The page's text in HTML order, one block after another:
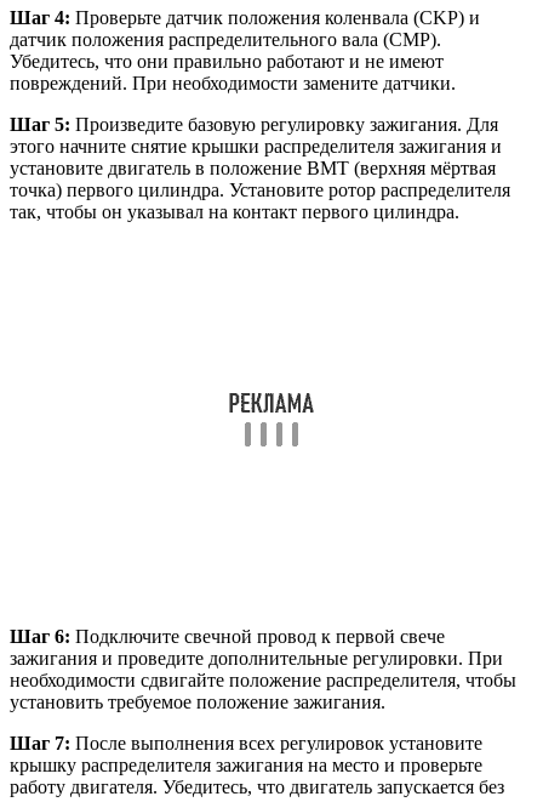
Шаг 4: Проверьте датчик положения коленвала (CKP) и
датчик положения распределительного вала (CMP).
Убедитесь, что они правильно работают и не имеют
повреждений. При необходимости замените датчики.
Шаг 5: Произведите базовую регулировку зажигания. Для
этого начните снятие крышки распределителя зажигания и
установите двигатель в положение ВМТ (верхняя мёртвая
точка) первого цилиндра. Установите ротор распределителя
так, чтобы он указывал на контакт первого цилиндра.
Шаг 6: Подключите свечной провод к первой свече
зажигания и проведите дополнительные регулировки. При
необходимости сдвигайте положение распределителя, чтобы
установить требуемое положение зажигания.
Шаг 7: После выполнения всех регулировок установите
крышку распределителя зажигания на место и проверьте
работу двигателя. Убедитесь, что двигатель запускается без